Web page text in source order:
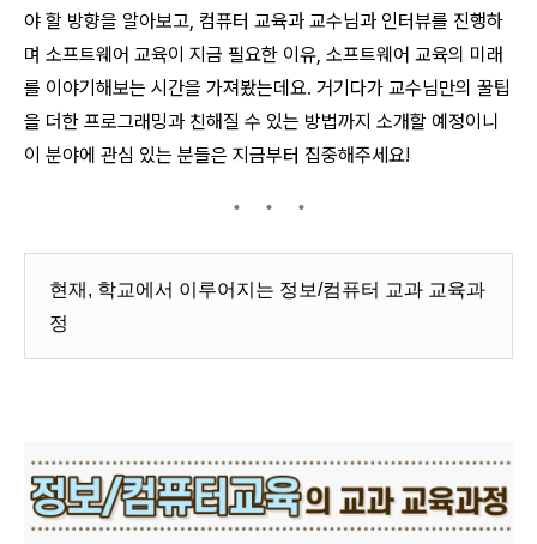
야 할 방향을 알아보고, 컴퓨터 교육과 교수님과 인터뷰를 진행하
며 소프트웨어 교육이 지금 필요한 이유, 소프트웨어 교육의 미래
를 이야기해보는 시간을 가져봤는데요. 거기다가 교수님만의 꿀팁
을 더한 프로그래밍과 친해질 수 있는 방법까지 소개할 예정이니
이 분야에 관심 있는 분들은 지금부터 집중해주세요!
현재, 학교에서 이루어지는 정보/컴퓨터 교과 교육과
정